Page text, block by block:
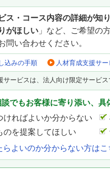
ス・コース内容の詳細が知
がほしい 」など、ご希望の
問い合わせください。
込みの手順 人材育成支援サ
サービスは、法人向け限定サービス
でもお客様に寄り添い、
ければよいか分からない
のを提案してほしい
よいのか分からない方はこ